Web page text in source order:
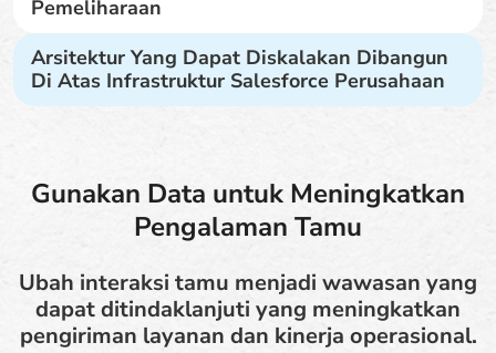
Pemeliharaan
Arsitektur Yang Dapat Diskalakan Dibangun
Di Atas Infrastruktur Salesforce Perusahaan
Gunakan Data untuk Meningkatkan
Pengalaman Tamu
Ubah interaksi tamu menjadi wawasan yang
dapat ditindaklanjuti yang meningkatkan
pengiriman layanan dan kinerja operasional.